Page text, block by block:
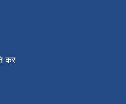
कर